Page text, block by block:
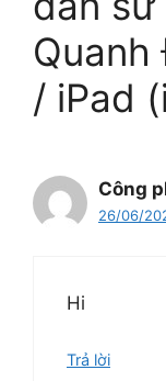
Quanh
/ iPad
Công
26/06/
Hi
Trả lời